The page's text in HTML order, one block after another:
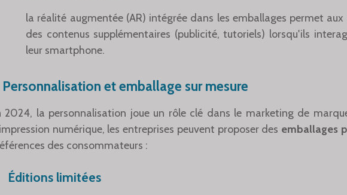
la réalité augmentée (AR) intégrée dans les emballages permet
des contenus supplémentaires (publicité, tutoriels) lorsqu'ils
leur smartphone.
Personnalisation et emballage sur mesure
2024, la personnalisation joue un rôle clé dans le marketing de
numérique, les entreprises peuvent proposer des emballages
des consommateurs :
Éditions limitées